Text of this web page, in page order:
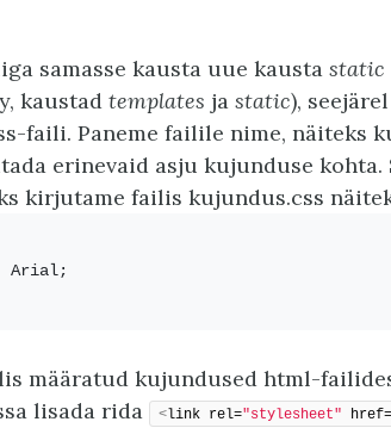
samasse kausta uue kausta static
kaustad templates ja static),
faili. Paneme failile nime, näiteks
erinevaid asju kujunduse kohta.
kirjutame failis kujundus.css
Arial;
määratud kujundused html-
lisada rida
<link rel="stylesheet" href=